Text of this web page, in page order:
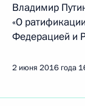
Владимир
«О
Федерацией и
2 июня 2016 года